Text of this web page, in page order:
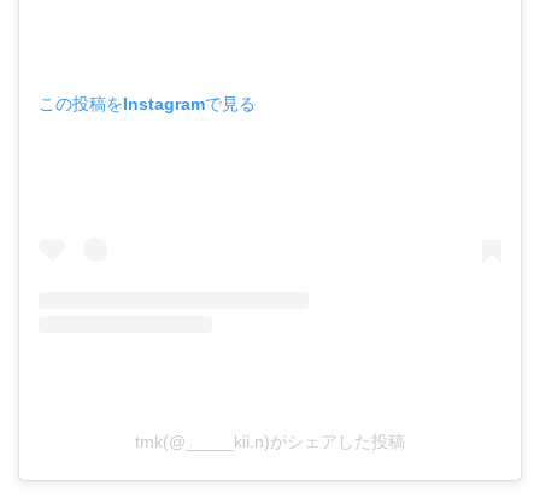
この投稿をInstagramで見る
tmk(@_____kii.n)がシェアした投稿